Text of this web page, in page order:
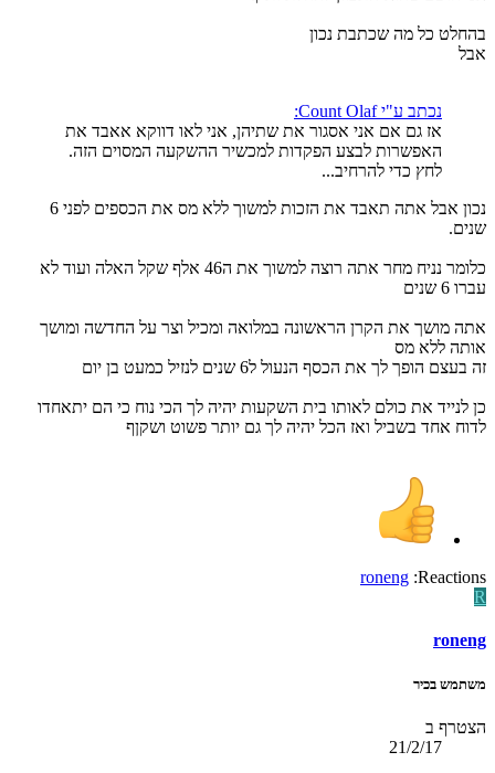
בהחלט כל מה שכתבת נכון
אבל
נכתב ע"י Count Olaf:
אז גם אם אני אסגור את שתיהן, אני לאו דווקא אאבד את
האפשרות לבצע הפקדות למכשיר ההשקעה המסוים הזה.
לחץ כדי להרחיב...
נכון אבל אתה תאבד את הזכות למשוך ללא מס את הכספים לפני 6
שנים.
כלומר נניח מחר אתה רוצה למשוך את ה46 אלף שקל האלה ועוד לא
עברו 6 שנים
אתה מושך את הקרן הראשונה במלואה ומכיל וצר על החדשה ומושך
אותה ללא מס
זה בעצם הופך לך את הכסף הנעול ל6 שנים לנזיל כמעט בן יום
כן לנייד את כולם לאותו בית השקעות יהיה לך הכי נוח כי הם יתאחדו
לדוח אחד בשביל ואז הכל יהיה לך גם יותר פשוט ושקןף
Reactions:
roneng
R
roneng
משתמש בכיר
הצטרף ב
21/2/17